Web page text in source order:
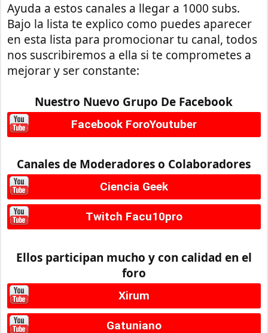
Ayuda a estos canales a llegar a 1000 subs.
Bajo la lista te explico como puedes aparecer
en esta lista para promocionar tu canal, todos
nos suscribiremos a ella si te comprometes a
mejorar y ser constante:
Nuestro Nuevo Grupo De Facebook
Facebook ForoYoutuber
Canales de Moderadores o Colaboradores
Ciencia Geek
Twitch Facu10pro
Ellos participan mucho y con calidad en el
foro
Xirum
Gatuniano